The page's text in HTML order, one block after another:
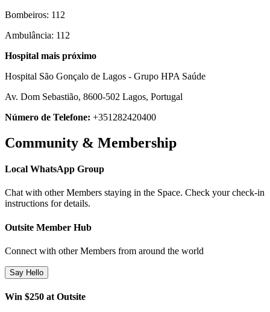
Bombeiros: 112
Ambulância: 112
Hospital mais próximo
Hospital São Gonçalo de Lagos - Grupo HPA Saúde
Av. Dom Sebastião, 8600-502 Lagos, Portugal
Número de Telefone: +351282420400
Community & Membership
Local WhatsApp Group
Chat with other Members staying in the Space. Check your check-in
instructions for details.
Outsite Member Hub
Connect with other Members from around the world
Say Hello
Win $250 at Outsite